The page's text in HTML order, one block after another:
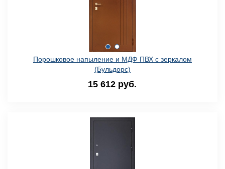
Порошковое напыление и МДФ ПВХ с зеркалом
(Бульдорс)
15 612 руб.